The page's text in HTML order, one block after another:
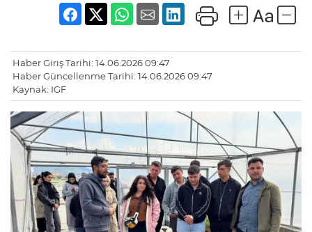
Haber Giriş Tarihi: 14.06.2026 09:47
Haber Güncellenme Tarihi: 14.06.2026 09:47
Kaynak: IGF